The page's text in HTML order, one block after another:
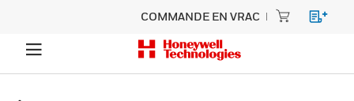
COMMANDE EN VRAC